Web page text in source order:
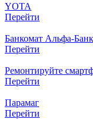
YOTA
Перейти
Банкомат Альфа-Банк
Перейти
Ремонтируйте
Перейти
Парамаг
Перейти